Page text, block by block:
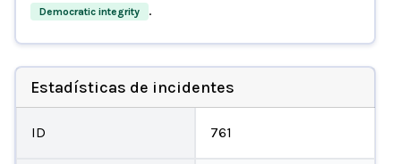
Democratic integrity .
Estadísticas de incidentes
ID 761